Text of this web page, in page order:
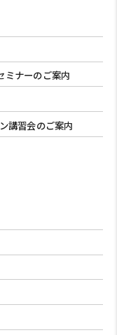
ミナーのご案内
講習会のご案内